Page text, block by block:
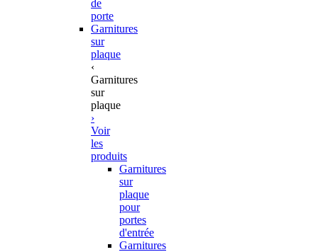
de
porte
Garnitures
sur
plaque
‹
Garnitures
sur
plaque
›
Voir
les
produits
Garnitures
sur
plaque
pour
portes
d'entrée
Garnitures